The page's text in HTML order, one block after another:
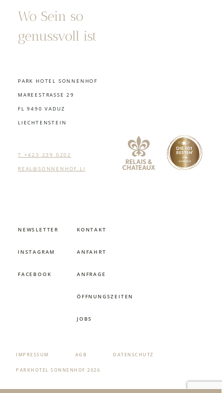
Wo Sein so
genussvoll ist
PARK HOTEL SONNENHOF
MAREESTRASSE 29
FL 9490 VADUZ
LIECHTENSTEIN
T +423 239 0202
REAL@SONNENHOF.LI
NEWSLETTER
INSTAGRAM
FACEBOOK
KONTAKT
ANFAHRT
ANFRAGE
ÖFFNUNGSZEITEN
JOBS
IMPRESSUM AGB DATENSCHUTZ
PARKHOTEL SONNENHOF 2026